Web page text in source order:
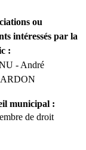
ou
intéressés par la
:
- André
municipal :
de droit